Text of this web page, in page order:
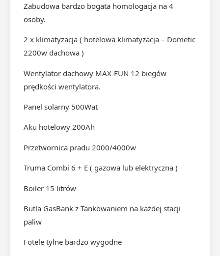
Zabudowa bardzo bogata homologacja na 4
osoby.
2 x klimatyzacja ( hotelowa klimatyzacja – Dometic
2200w dachowa )
Wentylator dachowy MAX-FUN 12 biegów
prędkości wentylatora.
Panel solarny 500Wat
Aku hotelowy 200Ah
Przetwornica pradu 2000/4000w
Truma Combi 6 + E ( gazowa lub elektryczna )
Boiler 15 litrów
Butla GasBank z Tankowaniem na każdej stacji
paliw
Fotele tylne bardzo wygodne